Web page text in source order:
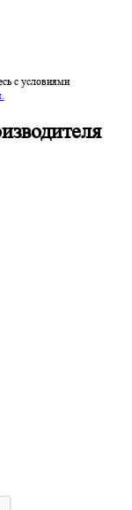
c условиями